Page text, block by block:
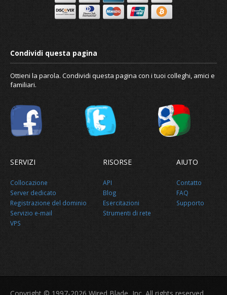
Riguardo a noi
Condividi questa pagina
Ottieni la parola. Condividi questa pagina con i tuoi colleghi, amici e
familiari.
SERVIZI
Collocazione
Server dedicato
Registrazione del dominio
Servizio e-mail
VPS
RISORSE
API
Blog
Esercitazioni
Strumenti di rete
AIUTO
Contatto
FAQ
Supporto
Copyright © 1997-2026 Wired Blade, Inc. All rights reserved.